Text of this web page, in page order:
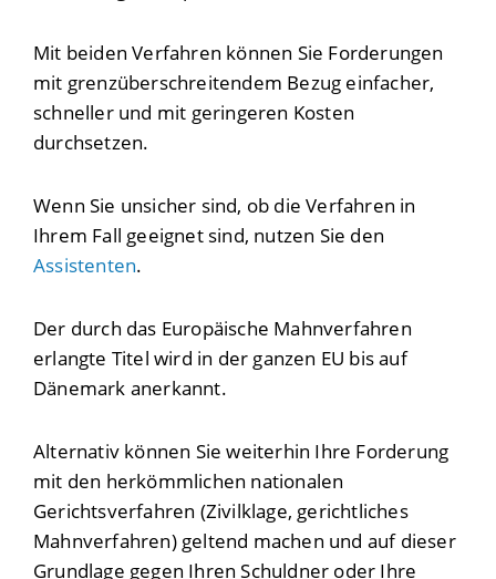
Mit beiden Verfahren können Sie Forderungen
mit grenzüberschreitendem Bezug einfacher,
schneller und mit geringeren Kosten
durchsetzen.
Wenn Sie unsicher sind, ob die Verfahren in
Ihrem Fall geeignet sind, nutzen Sie den
Assistenten.
Der durch das Europäische Mahnverfahren
erlangte Titel wird in der ganzen EU bis auf
Dänemark anerkannt.
Alternativ können Sie weiterhin Ihre Forderung
mit den herkömmlichen nationalen
Gerichtsverfahren (Zivilklage, gerichtliches
Mahnverfahren) geltend machen und auf dieser
Grundlage gegen Ihren Schuldner oder Ihre